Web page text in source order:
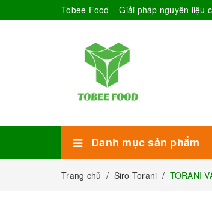
Tobee Food – Giải pháp nguyên liệu
Danh mục sản phẩm
Trang chủ / Siro Torani / TORANI